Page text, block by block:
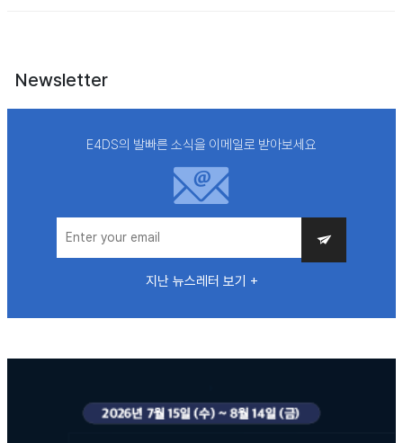
Newsletter
E4DS의 발빠른 소식을 이메일로 받아보세요
지난 뉴스레터 보기 +